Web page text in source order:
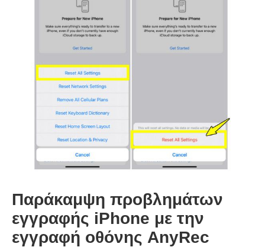
Παράκαμψη προβλημάτων
εγγραφής iPhone με την
εγγραφή οθόνης AnyRec